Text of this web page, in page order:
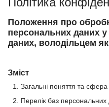
Положення про
персональних даних
даних, володільцем
Зміст
Загальні поняття та сфера
Перелік баз персональних